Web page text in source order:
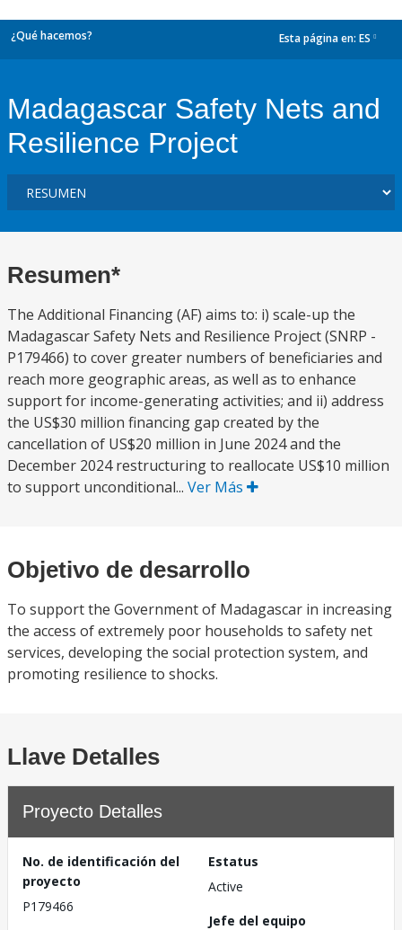
¿Qué hacemos? Esta página en: ES
Madagascar Safety Nets and
Resilience Project
Resumen*
The Additional Financing (AF) aims to: i) scale-up the
Madagascar Safety Nets and Resilience Project (SNRP -
P179466) to cover greater numbers of beneficiaries and
reach more geographic areas, as well as to enhance
support for income-generating activities; and ii) address
the US$30 million financing gap created by the
cancellation of US$20 million in June 2024 and the
December 2024 restructuring to reallocate US$10 million
to support unconditional... Ver Más
Objetivo de desarrollo
To support the Government of Madagascar in increasing
the access of extremely poor households to safety net
services, developing the social protection system, and
promoting resilience to shocks.
Llave Detalles
Proyecto Detalles
No. de identificación del
proyecto
P179466
Estatus
Active
Jefe del equipo